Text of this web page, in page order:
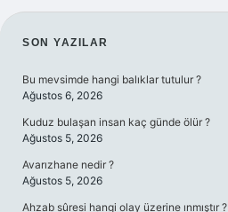
SIDEBAR
SON YAZILAR
Bu mevsimde hangi balıklar tutulur ?
Ağustos 6, 2026
Kuduz bulaşan insan kaç günde ölür ?
Ağustos 5, 2026
Avarızhane nedir ?
Ağustos 5, 2026
Ahzab sûresi hangi olay üzerine ınmıştır ?